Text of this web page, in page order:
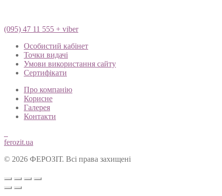
(095) 47 11 555 + viber
Особистий кабінет
Точки видачі
Умови використання сайту
Сертифікати
Про компанію
Корисне
Галерея
Контакти
ferozit.ua
© 2026 ФЕРОЗІТ. Всі права захищені